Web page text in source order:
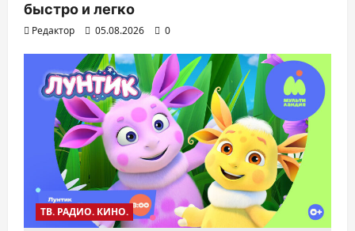
быстро и легко
Редактор 05.08.2026 0
ТВ. РАДИО. КИНО.